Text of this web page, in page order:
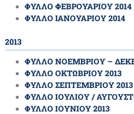
ΦΥΛΛΟ ΦΕΒΡΟΥΑΡΙΟΥ 2014
ΦΥΛΛΟ ΙΑΝΟΥΑΡΙΟΥ 2014
2013
ΦΥΛΛΟ ΝΟΕΜΒΡΙΟΥ –
ΦΥΛΛΟ ΟΚΤΩΒΡΙΟΥ 2013
ΦΥΛΛΟ ΣΕΠΤΕΜΒΡΙΟΥ 2013
ΦΥΛΛΟ ΙΟΥΛΙΟΥ /
ΦΥΛΛΟ ΙΟΥΝΙΟΥ 2013